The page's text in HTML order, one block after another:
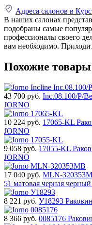
Адреса салонов в
В наших салонах
подобраны самые
профессионалы своего
вам необходимо.
Похожие товары
43 700 руб. Inc.08.100/P/
JORNO
10 224 руб. 17065-KL
JORNO
9 058 руб. 17055-KL
JORNO
17 040 руб. MLN-
51 матовая черная
8 221 руб. У18293
8 366 руб. 0085176